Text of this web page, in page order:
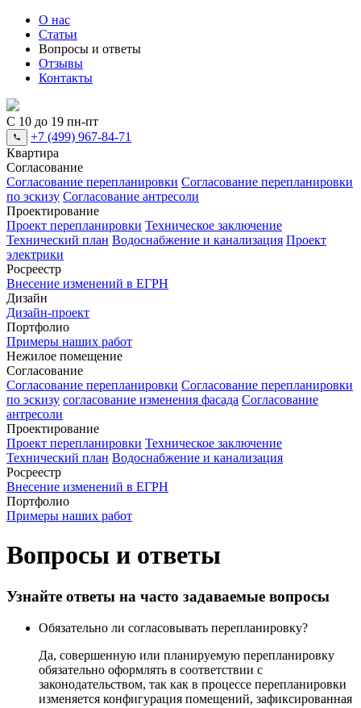
О нас
Статьи
Вопросы и ответы
Отзывы
Контакты
С 10 до 19 пн-пт
+7 (499) 967-84-71
Квартира
Согласование
Согласование перепланировки Согласование перепланировки
по эскизу Согласование антресоли
Проектирование
Проект перепланировки Техническое заключение
Технический план Водоснабжение и канализация Проект
электрики
Росреестр
Внесение изменений в ЕГРН
Дизайн
Дизайн-проект
Портфолио
Примеры наших работ
Нежилое помещение
Согласование
Согласование перепланировки Согласование перепланировки
по эскизу согласование изменения фасада Согласование
антресоли
Проектирование
Проект перепланировки Техническое заключение
Технический план Водоснабжение и канализация
Росреестр
Внесение изменений в ЕГРН
Портфолио
Примеры наших работ
Вопросы и ответы
Узнайте ответы на часто задаваемые вопросы
Обязательно ли согласовывать перепланировку?
Да, совершенную или планируемую перепланировку
обязательно оформлять в соответствии с
законодательством, так как в процессе перепланировки
изменяется конфигурация помещений, зафиксированная